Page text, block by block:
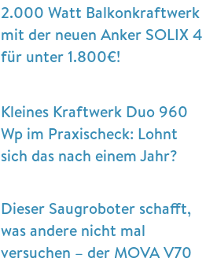
2.000 Watt Balkonkraftwerk
mit der neuen Anker SOLIX 4
für unter 1.800€!
Kleines Kraftwerk Duo 960
Wp im Praxischeck: Lohnt
sich das nach einem Jahr?
Dieser Saugroboter schafft,
was andere nicht mal
versuchen – der MOVA V70